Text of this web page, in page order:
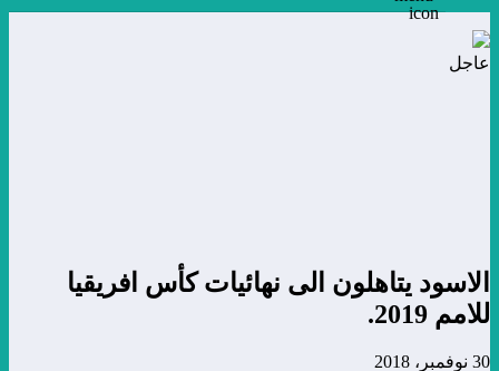
عاجل
الاسود يتاهلون الى نهائيات كأس افريقيا
للامم 2019.
30 نوفمبر، 2018